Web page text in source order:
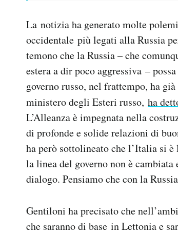
La notizia ha generato molte
occidentale più legati alla Russia
temono che la Russia – che
estera a dir poco aggressiva –
governo russo, nel frattempo, ha
ministero degli Esteri russo, ha
L’Alleanza è impegnata nella
di profonde e solide relazioni di
ha però sottolineato che l’Italia si
la linea del governo non è
dialogo. Pensiamo che con la
Gentiloni ha precisato che
che saranno di base in Lettonia e